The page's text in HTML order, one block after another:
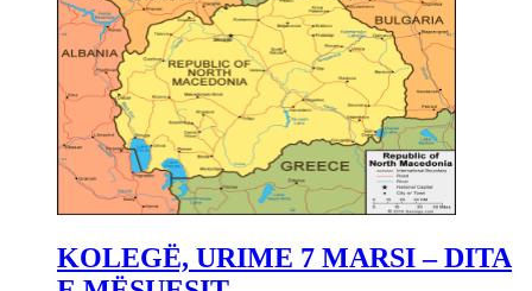
KOLEGË, URIME 7 MARSI – DITA